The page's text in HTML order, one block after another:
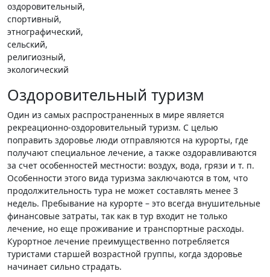
оздоровительный,
спортивный,
этнографический,
сельский,
религиозный,
экологический
Оздоровительный туризм
Один из самых распространенных в мире является
рекреационно-оздоровительный туризм. С целью
поправить здоровье люди отправляются на курорты, где
получают специальное лечение, а также оздоравливаются
за счет особенностей местности: воздух, вода, грязи и т. п.
Особенности этого вида туризма заключаются в том, что
продолжительность тура не может составлять менее 3
недель. Пребывание на курорте – это всегда внушительные
финансовые затраты, так как в тур входит не только
лечение, но еще проживание и транспортные расходы.
Курортное лечение преимущественно потребляется
туристами старшей возрастной группы, когда здоровье
начинает сильно страдать.